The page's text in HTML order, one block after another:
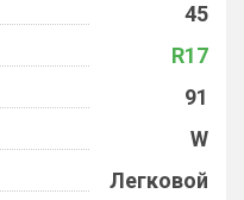
45
R17
91
W
Легковой